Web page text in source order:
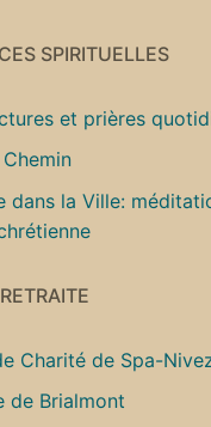
SPIRITUELLES
et prières
dans la Ville:
Charité de Spa-
de Brialmont